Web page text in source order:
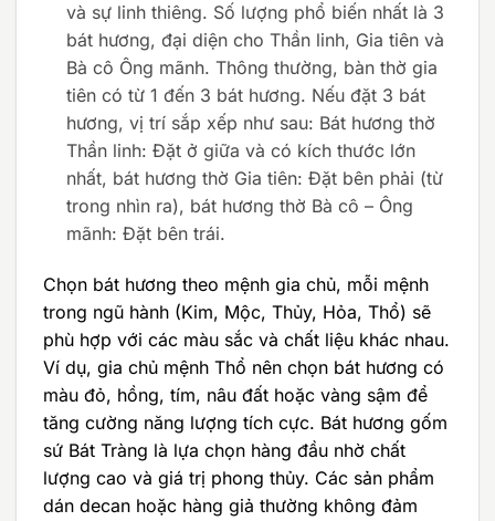
và sự linh thiêng. Số lượng phổ biến nhất là 3
bát hương, đại diện cho Thần linh, Gia tiên và
Bà cô Ông mãnh. Thông thường, bàn thờ gia
tiên có từ 1 đến 3 bát hương. Nếu đặt 3 bát
hương, vị trí sắp xếp như sau: Bát hương thờ
Thần linh: Đặt ở giữa và có kích thước lớn
nhất, bát hương thờ Gia tiên: Đặt bên phải (từ
trong nhìn ra), bát hương thờ Bà cô – Ông
mãnh: Đặt bên trái.
Chọn bát hương theo mệnh gia chủ, mỗi mệnh
trong ngũ hành (Kim, Mộc, Thủy, Hỏa, Thổ) sẽ
phù hợp với các màu sắc và chất liệu khác nhau.
Ví dụ, gia chủ mệnh Thổ nên chọn bát hương có
màu đỏ, hồng, tím, nâu đất hoặc vàng sậm để
tăng cường năng lượng tích cực. Bát hương gốm
sứ Bát Tràng là lựa chọn hàng đầu nhờ chất
lượng cao và giá trị phong thủy. Các sản phẩm
dán decan hoặc hàng giả thường không đảm